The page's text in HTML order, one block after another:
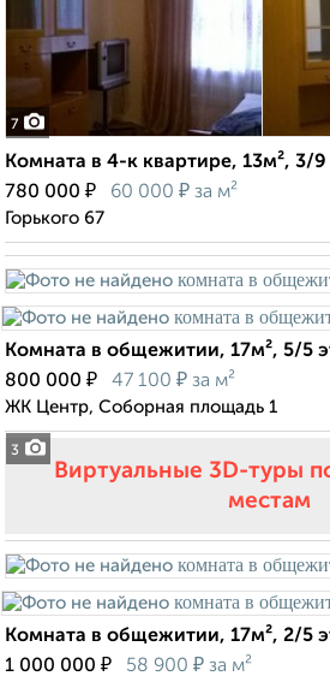
7
Комната в 4-к квартире, 13м², 3/
780 000 ₽ 60 000 ₽ за м²
Горького 67
3
Комната в общежитии, 17м², 5/5
800 000 ₽ 47 100 ₽ за м²
ЖК Центр, Соборная площадь 1
Виртуальные 3D-туры
местам
Комната в общежитии, 17м², 2/5
1 000 000 ₽ 58 900 ₽ за м²